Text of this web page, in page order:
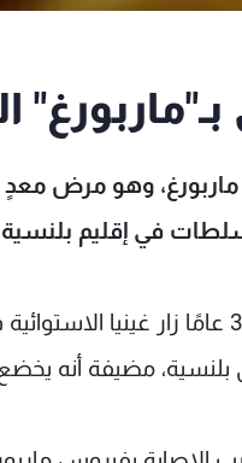
ماربورغ، وهو مرض
وقالت السلطات الصحية في الإقليم إن شخصا يبلغ
مضيفة أنه